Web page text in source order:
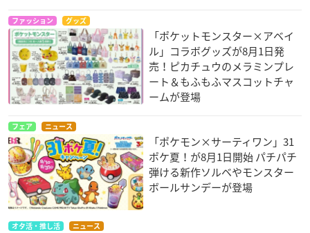
ファッション グッズ
「ポケットモンスター×アベイ
ル」コラボグッズが8月1日発
売！ピカチュウのメラミンプレ
ート＆もふもふマスコットチャ
ームが登場
フェア ニュース
「ポケモン×サーティワン」31
ポケ夏！が8月1日開始 パチパチ
弾ける新作ソルベやモンスター
ボールサンデーが登場
オタ活・推し活 ニュース